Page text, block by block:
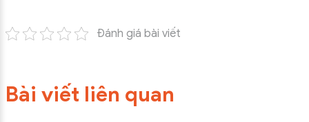
Đánh giá bài viết
Bài viết liên quan